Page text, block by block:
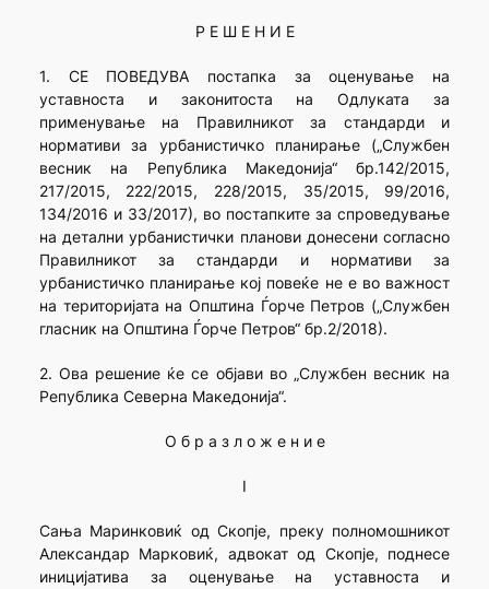
Р Е Ш Е Н И Е
1. СЕ ПОВЕДУВА постапка за оценување на
уставноста и законитоста на Одлуката за
применување на Правилникот за стандарди и
нормативи за урбанистичко планирање („Службен
весник на Република Македонија“ бр.142/2015,
217/2015, 222/2015, 228/2015, 35/2015, 99/2016,
134/2016 и 33/2017), во постапките за спроведување
на детални урбанистички планови донесени согласно
Правилникот за стандарди и нормативи за
урбанистичко планирање кој повеќе не е во важност
на територијата на Општина Ѓорче Петров („Службен
гласник на Општина Ѓорче Петров“ бр.2/2018).
2. Ова решение ќе се објави во „Службен весник на
Република Северна Македонија“.
О б р а з л о ж е н и е
I
Сања Маринковиќ од Скопје, преку полномошникот
Александар Марковиќ, адвокат од Скопје, поднесе
иницијатива за оценување на уставноста и